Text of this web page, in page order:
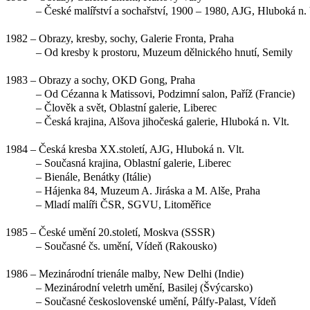
– České malířství a sochařství, 1900 – 1980, AJG, Hluboká n.
1982 – Obrazy, kresby, sochy, Galerie Fronta, Praha
– Od kresby k prostoru, Muzeum dělnického hnutí, Semily
1983 – Obrazy a sochy, OKD Gong, Praha
– Od Cézanna k Matissovi, Podzimní salon, Paříž (Francie)
– Člověk a svět, Oblastní galerie, Liberec
– Česká krajina, Alšova jihočeská galerie, Hluboká n. Vlt.
1984 – Česká kresba XX.století, AJG, Hluboká n. Vlt.
– Současná krajina, Oblastní galerie, Liberec
– Bienále, Benátky (Itálie)
– Hájenka 84, Muzeum A. Jiráska a M. Alše, Praha
– Mladí malíři ČSR, SGVU, Litoměřice
1985 – České umění 20.století, Moskva (SSSR)
– Současné čs. umění, Vídeň (Rakousko)
1986 – Mezinárodní trienále malby, New Delhi (Indie)
– Mezinárodní veletrh umění, Basilej (Švýcarsko)
– Současné československé umění, Pálfy-Palast, Vídeň